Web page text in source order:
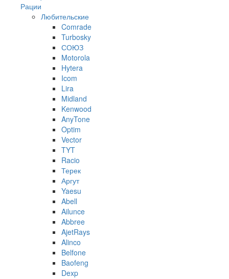
Рации
Любительские
Comrade
Turbosky
СОЮЗ
Motorola
Hytera
Icom
Lira
Midland
Kenwood
AnyTone
Optim
Vector
TYT
Racio
Терек
Аргут
Yaesu
Abell
Ailunce
Abbree
AjetRays
Alinco
Belfone
Baofeng
Dexp